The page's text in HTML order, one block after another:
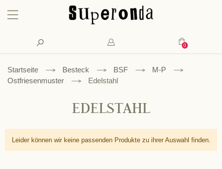
Konto
Mein
Suche
Startseite Besteck BSF
M-P
Ostfriesenmuster
Edelstahl
EDELSTAHL
Leider können wir keine passenden Produkte zu ihrer Auswahl finden.